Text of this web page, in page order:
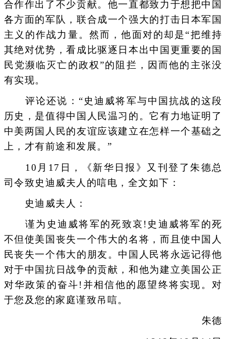
合作作出了不少贡献。他一直都致力于想把中国
各方面的军队，联合成一个强大的打击日本军国
主义的作战力量。然而，他面对的却是“把维持
其绝对优势，看成比驱逐日本出中国更重要的国
民党濒临灭亡的政权”的阻拦，因而他的主张没
有实现。
评论还说：“史迪威将军与中国抗战的这段
历史，是值得中国人民温习的。它有力地证明了
中美两国人民的友谊应该建立在怎样一个基础之
上，才有前途和发展。”
10月17日，《新华日报》又刊登了朱德总
司令致史迪威夫人的唁电，全文如下：
史迪威夫人：
谨为史迪威将军的死致哀!史迪威将军的死
不但使美国丧失一个伟大的名将，而且使中国人
民丧失一个伟大的朋友。中国人民将永远记得他
对于中国抗日战争的贡献，和他为建立美国公正
对华政策的奋斗!并相信他的愿望终将实现。对
于您及您的家庭谨致吊唁。
朱德